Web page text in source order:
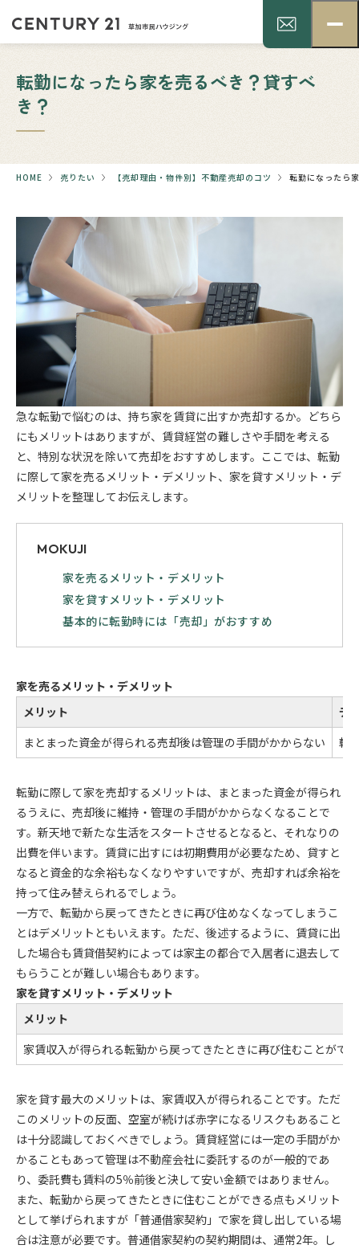
転勤になったら家を売るべき？貸すべ
き？
HOME 売りたい 【売却理由・物件別】不動産売却のコツ 転勤になったら
急な転勤で悩むのは、持ち家を賃貸に出すか売却するか。どちら
にもメリットはありますが、賃貸経営の難しさや手間を考える
と、特別な状況を除いて売却をおすすめします。ここでは、転勤
に際して家を売るメリット・デメリット、家を貸すメリット・デ
メリットを整理してお伝えします。
MOKUJI
家を売るメリット・デメリット
家を貸すメリット・デメリット
基本的に転勤時には「売却」がおすすめ
家を売るメリット・デメリット
メリット
デ
まとまった資金が得られる売却後は管理の手間がかからない
転
転勤に際して家を売却するメリットは、まとまった資金が得られ
るうえに、売却後に維持・管理の手間がかからなくなることで
す。新天地で新たな生活をスタートさせるとなると、それなりの
出費を伴います。賃貸に出すには初期費用が必要なため、貸すと
なると資金的な余裕もなくなりやすいですが、売却すれば余裕を
持って住み替えられるでしょう。
一方で、転勤から戻ってきたときに再び住めなくなってしまうこ
とはデメリットともいえます。ただ、後述するように、賃貸に出
した場合も賃貸借契約によっては家主の都合で入居者に退去して
もらうことが難しい場合もあります。
家を貸すメリット・デメリット
メリット
家賃収入が得られる転勤から戻ってきたときに再び住むことがで
家を貸す最大のメリットは、家賃収入が得られることです。ただ
このメリットの反面、空室が続けば赤字になるリスクもあること
は十分認識しておくべきでしょう。賃貸経営には一定の手間がか
かることもあって管理は不動産会社に委託するのが一般的であ
り、委託費も賃料の5％前後と決して安い金額ではありません。
また、転勤から戻ってきたときに住むことができる点もメリット
として挙げられますが「普通借家契約」で家を貸し出している場
合は注意が必要です。普通借家契約の契約期間は、通常2年。し